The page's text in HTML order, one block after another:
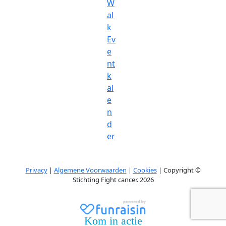
W
al
k
Ev
e
nt
k
al
e
n
d
er
Privacy| Algemene Voorwaarden | Cookies| Copyright ©
Stichting Fight cancer. 2026
Kom in actie